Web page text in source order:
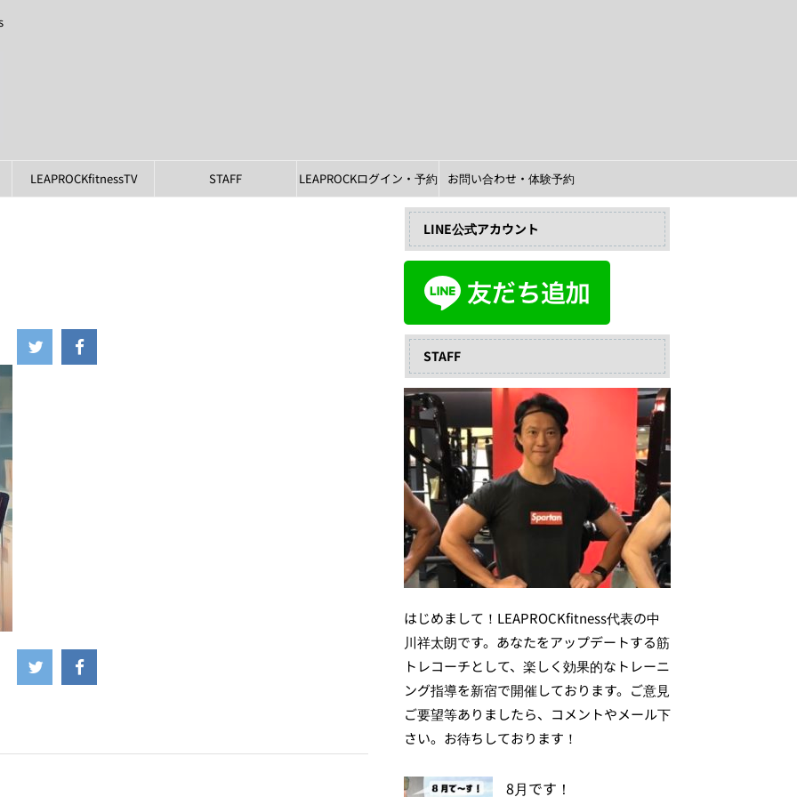
LEAPROCKfitnessTV STAFF LEAPROCKログイン・予約 お問い合わせ・体験予約
LINE公式アカウント
STAFF
はじめまして！LEAPROCKfitness代表の中
川祥太朗です。あなたをアップデートする筋
トレコーチとして、楽しく効果的なトレーニ
ング指導を新宿で開催しております。ご意見
ご要望等ありましたら、コメントやメール下
さい。お待ちしております！
8月です！